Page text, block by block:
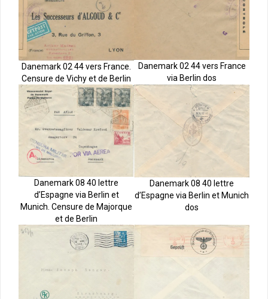
Danemark 02 44 vers France.
Censure de Vichy et de Berlin
Danemark 02 44 vers France
via Berlin dos
Danemark 08 40 lettre
d’Espagne via Berlin et
Munich. Censure de Majorque
et de Berlin
Danemark 08 40 lettre
d’Espagne via Berlin et Munich
dos